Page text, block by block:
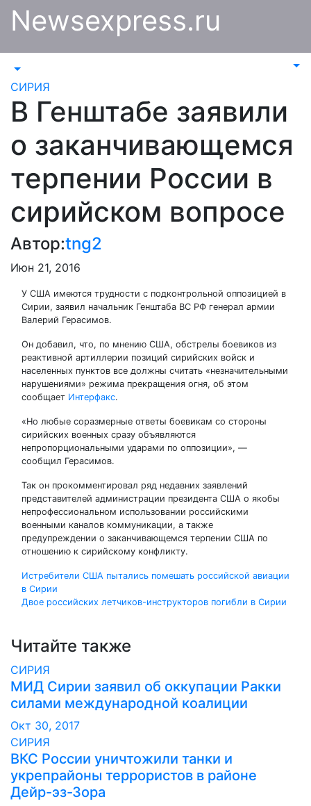
Перейти
Newsexpress.ru
СИРИЯ
В Генштабе заявили
о заканчивающемся
терпении России в
сирийском вопросе
Автор:tng2
Июн 21, 2016
У США имеются трудности с подконтрольной оппозицией в
Сирии, заявил начальник Генштаба ВС РФ генерал армии
Валерий Герасимов.
Он добавил, что, по мнению США, обстрелы боевиков из
реактивной артиллерии позиций сирийских войск и
населенных пунктов все должны считать «незначительными
нарушениями» режима прекращения огня, об этом
сообщает Интерфакс.
«Но любые соразмерные ответы боевикам со стороны
сирийских военных сразу объявляются
непропорциональными ударами по оппозиции», —
сообщил Герасимов.
Так он прокомментировал ряд недавних заявлений
представителей администрации президента США о якобы
непрофессиональном использовании российскими
военными каналов коммуникации, а также
предупреждении о заканчивающемся терпении США по
отношению к сирийскому конфликту.
Навигация
по
записям
Истребители США пытались помешать российской авиации
в Сирии
Двое российских летчиков-инструкторов погибли в Сирии
Читайте также
СИРИЯ
МИД Сирии заявил об оккупации Ракки
силами международной коалиции
Окт 30, 2017
СИРИЯ
ВКС России уничтожили танки и
укрепрайоны террористов в районе
Дейр-эз-Зора